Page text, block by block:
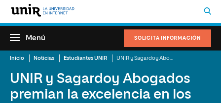
SOLICITA INFORMACIÓN
Menú
Inicio Noticias Estudiantes UNIR
UNIR y Sagardoy Abogados
premian la excelencia en los